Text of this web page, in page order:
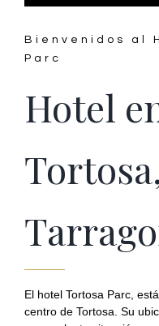
Bienvenidos al
Parc
Hotel
El hotel Tortosa Parc,
centro de Tortosa. Su